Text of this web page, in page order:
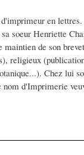
en
soeur Henriette
de son
religieux
Chez lui
d'Imprimerie